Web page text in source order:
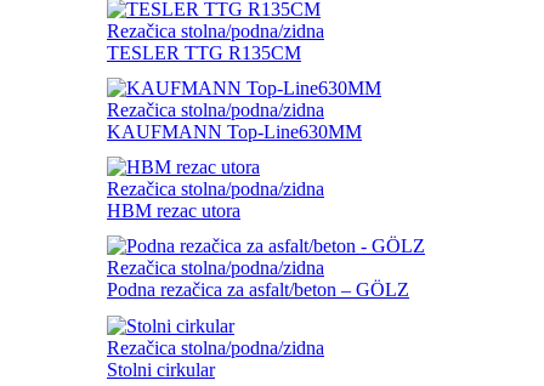
Rezačica stolna/podna/zidna
TESLER TTG R135CM
Rezačica stolna/podna/zidna
KAUFMANN Top-Line630MM
Rezačica stolna/podna/zidna
HBM rezac utora
Rezačica stolna/podna/zidna
Podna rezačica za asfalt/beton – GÖLZ
Rezačica stolna/podna/zidna
Stolni cirkular